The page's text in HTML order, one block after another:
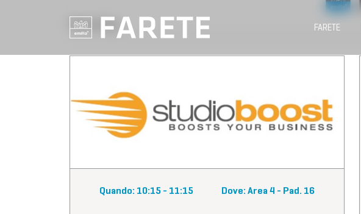
FARETE
Workshop
Quando: 10:15 - 11:15 Dove: Area 4 - Pad. 16